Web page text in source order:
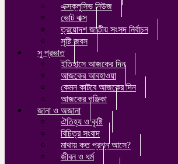
এক্সক্লুসিভ নিউজ
ভোট বাক্স
ত্রয়োদশ জাতীয় সংসদ নির্বাচন
সৃষ্টি জবস
সু প্রভাত
ইতিহাসে আজকের দিন
আজকের আবহাওয়া
কেমন কাটবে আজকের দিন
আজকের পঞ্জিকা
জানা ও অজানা
ঐতিহ্য ও কৃষ্টি
বিচিত্র সংবাদ
মাথায় কত প্রশ্ন আসে?
জীবন ও ধর্ম